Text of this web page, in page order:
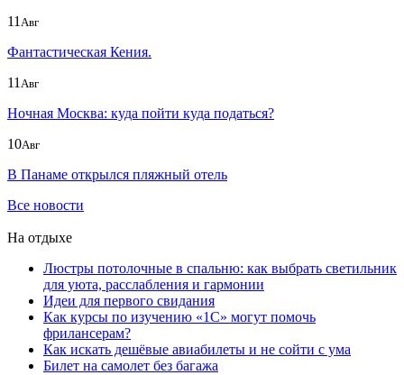
11 Авг
Фантастическая Кения.
11 Авг
Ночная Москва: куда пойти куда податься?
10Авг
В Панаме открылся пляжный отель
Все новости
На отдыхе
Люстры потолочные в спальню: как выбрать светильник
для уюта, расслабления и гармонии
Идеи для первого свидания
Как курсы по изучению «1С» могут помочь
фрилансерам?
Как искать дешёвые авиабилеты и не сойти с ума
Билет на самолет без багажа